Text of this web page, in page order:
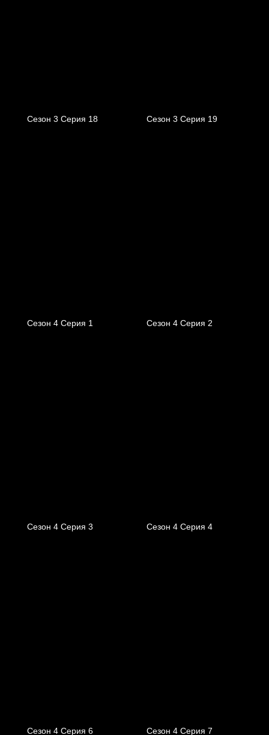
Сезон 3 Серия 18 Сезон 3 Серия 19
Сезон 4 Серия 1 Сезон 4 Серия 2
Сезон 4 Серия 3 Сезон 4 Серия 4
Сезон 4 Серия 6 Сезон 4 Серия 7